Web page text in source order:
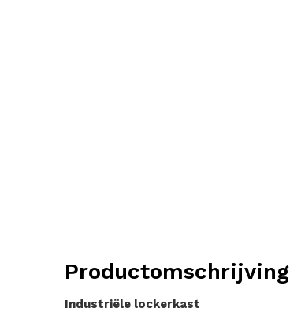
Productomschrijving
Industriële lockerkast